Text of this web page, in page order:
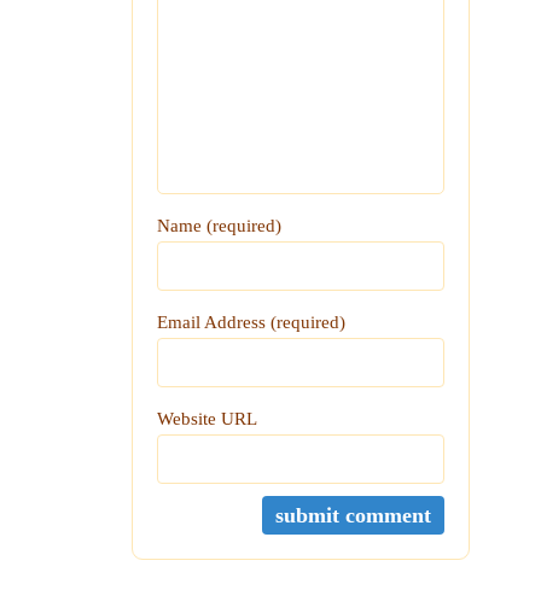
Name (required)
Email Address (required)
Website URL